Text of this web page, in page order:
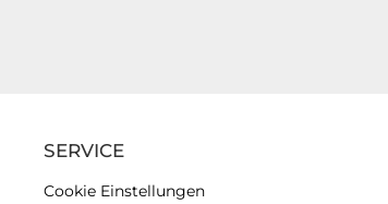
SERVICE
Cookie Einstellungen